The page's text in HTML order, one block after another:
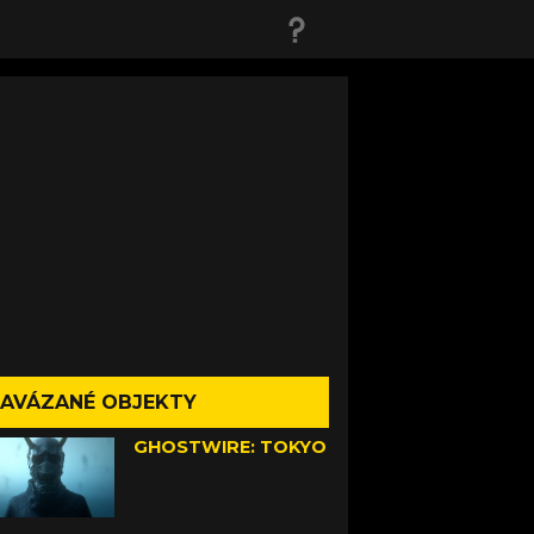
OBJEKTY
GHOSTWIRE: TOKYO